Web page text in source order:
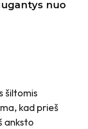
nuo
šiltomis
kad prieš
anksto